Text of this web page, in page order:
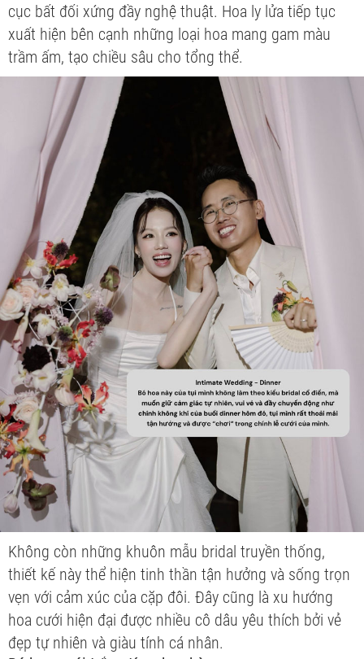
cục bất đối xứng đầy nghệ thuật. Hoa ly lửa tiếp tục
xuất hiện bên cạnh những loại hoa mang gam màu
trầm ấm, tạo chiều sâu cho tổng thể.
Không còn những khuôn mẫu bridal truyền thống,
thiết kế này thể hiện tinh thần tận hưởng và sống trọn
vẹn với cảm xúc của cặp đôi. Đây cũng là xu hướng
hoa cưới hiện đại được nhiều cô dâu yêu thích bởi vẻ
đẹp tự nhiên và giàu tính cá nhân.